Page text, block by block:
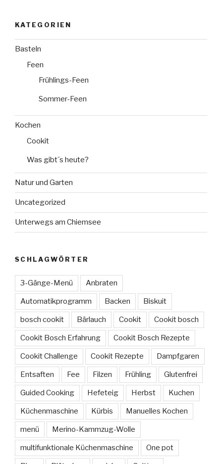
KATEGORIEN
Basteln
Feen
Frühlings-Feen
Sommer-Feen
Kochen
Cookit
Was gibt´s heute?
Natur und Garten
Uncategorized
Unterwegs am Chiemsee
SCHLAGWÖRTER
3-Gänge-Menü Anbraten
Automatikprogramm Backen Biskuit
bosch cookit Bärlauch Cookit Cookit bosch
Cookit Bosch Erfahrung Cookit Bosch Rezepte
Cookit Challenge Cookit Rezepte Dampfgaren
Entsaften Fee Filzen Frühling Glutenfrei
Guided Cooking Hefeteig Herbst Kuchen
Küchenmaschine Kürbis Manuelles Kochen
menü Merino-Kammzug-Wolle
multifunktionale Küchenmaschine One pot